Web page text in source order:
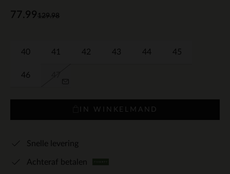
129.98
77.99
40 41 42 43 44 45
46
IN WINKELMAND
Snelle levering
Achteraf betalen